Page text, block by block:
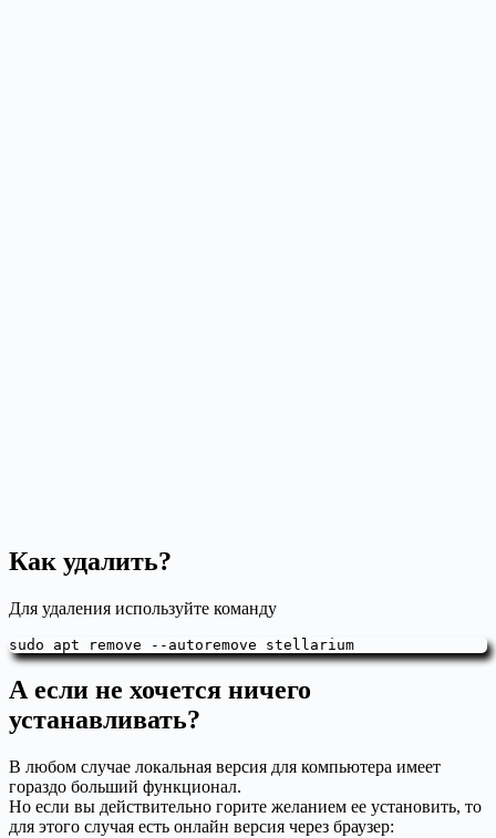
Как удалить?
Для удаления используйте команду
sudo apt remove --autoremove stellarium
А если не хочется ничего
устанавливать?
В любом случае локальная версия для компьютера имеет
гораздо больший функционал.
Но если вы действительно горите желанием ее установить, то
для этого случая есть онлайн версия через браузер: